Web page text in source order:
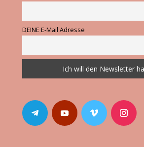
DEINE E-Mail Adresse